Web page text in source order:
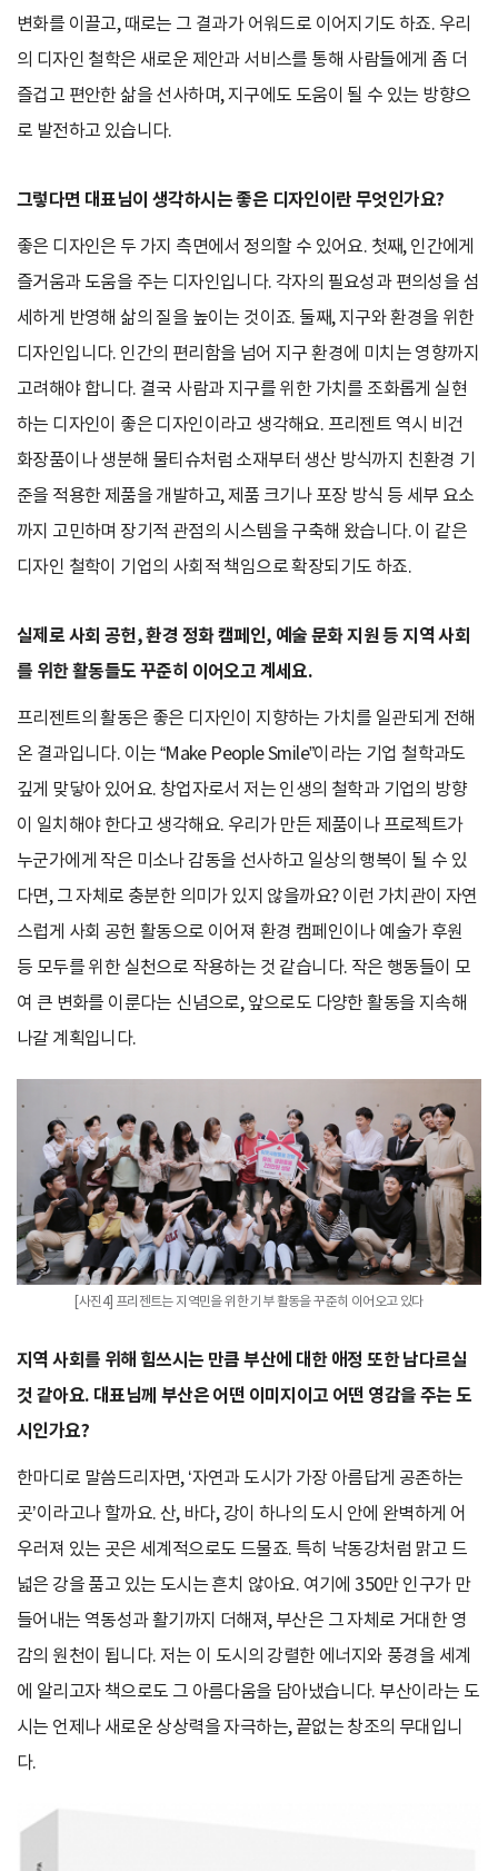
변화를 이끌고, 때로는 그 결과가 어워드로 이어지기도 하죠. 우리
의 디자인 철학은 새로운 제안과 서비스를 통해 사람들에게 좀 더
즐겁고 편안한 삶을 선사하며, 지구에도 도움이 될 수 있는 방향으
로 발전하고 있습니다.
그렇다면 대표님이 생각하시는 좋은 디자인이란 무엇인가요?
좋은 디자인은 두 가지 측면에서 정의할 수 있어요. 첫째, 인간에게
즐거움과 도움을 주는 디자인입니다. 각자의 필요성과 편의성을 섬
세하게 반영해 삶의 질을 높이는 것이죠. 둘째, 지구와 환경을 위한
디자인입니다. 인간의 편리함을 넘어 지구 환경에 미치는 영향까지
고려해야 합니다. 결국 사람과 지구를 위한 가치를 조화롭게 실현
하는 디자인이 좋은 디자인이라고 생각해요. 프리젠트 역시 비건
화장품이나 생분해 물티슈처럼 소재부터 생산 방식까지 친환경 기
준을 적용한 제품을 개발하고, 제품 크기나 포장 방식 등 세부 요소
까지 고민하며 장기적 관점의 시스템을 구축해 왔습니다. 이 같은
디자인 철학이 기업의 사회적 책임으로 확장되기도 하죠.
실제로 사회 공헌, 환경 정화 캠페인, 예술 문화 지원 등 지역 사회
를 위한 활동들도 꾸준히 이어오고 계세요.
프리젠트의 활동은 좋은 디자인이 지향하는 가치를 일관되게 전해
온 결과입니다. 이는 “Make People Smile”이라는 기업 철학과도
깊게 맞닿아 있어요. 창업자로서 저는 인생의 철학과 기업의 방향
이 일치해야 한다고 생각해요. 우리가 만든 제품이나 프로젝트가
누군가에게 작은 미소나 감동을 선사하고 일상의 행복이 될 수 있
다면, 그 자체로 충분한 의미가 있지 않을까요? 이런 가치관이 자연
스럽게 사회 공헌 활동으로 이어져 환경 캠페인이나 예술가 후원
등 모두를 위한 실천으로 작용하는 것 같습니다. 작은 행동들이 모
여 큰 변화를 이룬다는 신념으로, 앞으로도 다양한 활동을 지속해
나갈 계획입니다.
[사진4] 프리젠트는 지역민을 위한 기부 활동을 꾸준히 이어오고 있다
지역 사회를 위해 힘쓰시는 만큼 부산에 대한 애정 또한 남다르실
것 같아요. 대표님께 부산은 어떤 이미지이고 어떤 영감을 주는 도
시인가요?
한마디로 말씀드리자면, ‘자연과 도시가 가장 아름답게 공존하는
곳’이라고나 할까요. 산, 바다, 강이 하나의 도시 안에 완벽하게 어
우러져 있는 곳은 세계적으로도 드물죠. 특히 낙동강처럼 맑고 드
넓은 강을 품고 있는 도시는 흔치 않아요. 여기에 350만 인구가 만
들어내는 역동성과 활기까지 더해져, 부산은 그 자체로 거대한 영
감의 원천이 됩니다. 저는 이 도시의 강렬한 에너지와 풍경을 세계
에 알리고자 책으로도 그 아름다움을 담아냈습니다. 부산이라는 도
시는 언제나 새로운 상상력을 자극하는, 끝없는 창조의 무대입니
다.